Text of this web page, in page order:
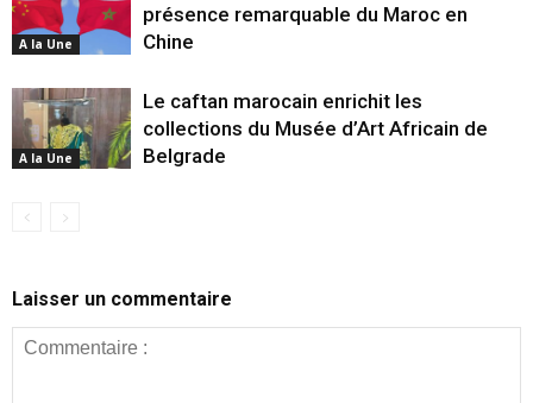
A la Une
présence remarquable du Maroc en
Chine
A la Une
Le caftan marocain enrichit les
collections du Musée d’Art Africain de
Belgrade
Laisser un commentaire